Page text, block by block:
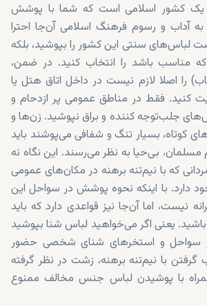
یک کشور اسلامی است که شما با پوشش
آداب و رسوم فرهنگ اسلامی آن‌جا احترا
لباس‌های سنتی این کشور را بپوشید، بلکه
مناسب باشد را انتخاب کنید. در ضمن،
اصلا لازم نیست در داخل اتاق هتل یا
کنید. فقط در مناطق عمومی پر ازدحام و
جلب‌توجه کننده و براق نپوشید. زن‌ها و
کوتاه، بسیار تنگ و شفافی می‌پوشند باید
مسلمان، بی‌حیا به نظر می‌رسند. این نگاه نه
مردانی که با نیم‌تنه برهنه در مکان‌های عمومی
دارد. با اینکه نحوه پوشش در سواحل این
نیست، اما آن‌جا نیز قواعدی دارد که باید
باشید. یعنی اگر می‌خواهید لباس شنا بپوشید
سواحل و استخرهای شنای شخصی حضور
گرفتن با نیم‌تنه برهنه، زشت در نظر گرفته
با پوشیدن لباس جنس مخالف ممنوع